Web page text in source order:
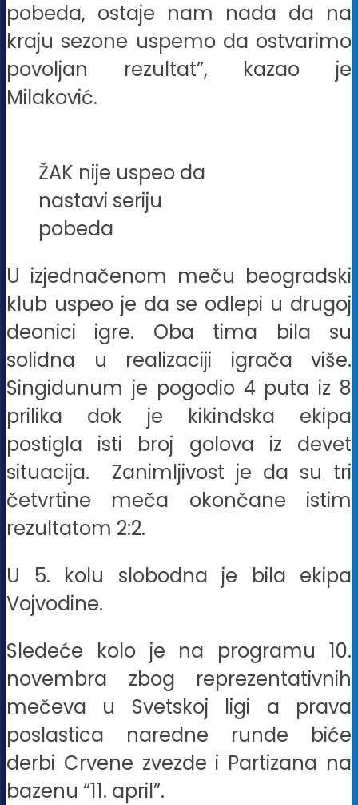
pobeda, ostaje nam nada da na
kraju sezone uspemo da ostvarimo
povoljan rezultat”, kazao je
Milaković.
ŽAK nije uspeo da
nastavi seriju
pobeda
U izjednačenom meču beogradski
klub uspeo je da se odlepi u drugoj
deonici igre. Oba tima bila su
solidna u realizaciji igrača više.
Singidunum je pogodio 4 puta iz 8
prilika dok je kikindska ekipa
postigla isti broj golova iz devet
situacija. Zanimljivost je da su tri
četvrtine meča okončane istim
rezultatom 2:2.
U 5. kolu slobodna je bila ekipa
Vojvodine.
Sledeće kolo je na programu 10.
novembra zbog reprezentativnih
mečeva u Svetskoj ligi a prava
poslastica naredne runde biće
derbi Crvene zvezde i Partizana na
bazenu “11. april”.